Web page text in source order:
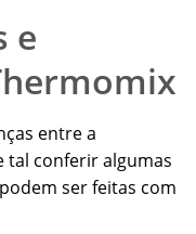
e
entre a
tal conferir algumas
ser feitas com